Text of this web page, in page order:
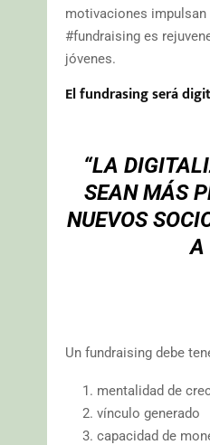
motivaciones
#fundraising es
jóvenes.
El fundrasing será
“LA
SEAN MÁS
NUEVOS
A
Un fundraising debe
mentalidad de
vínculo generado
capacidad de